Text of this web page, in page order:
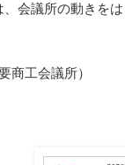
会議所の動きを
工会議所）